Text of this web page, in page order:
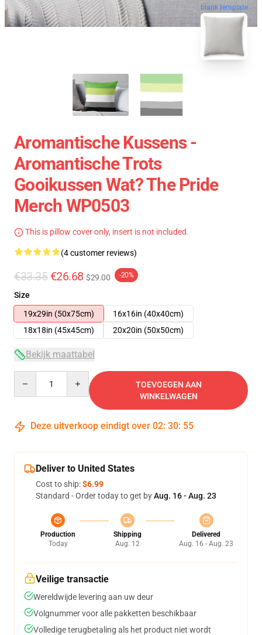
blank template
Aromantische Kussens -
Aromantische Trots
Gooikussen Wat? The Pride
Merch WP0503
This is pillow cover only, insert is not included.
(4 customer reviews)
€33.35 €26.68 $29.00 -20%
Size
19x29in (50x75cm)
16x16in (40x40cm)
18x18in (45x45cm)
20x20in (50x50cm)
Bekijk maattabel
TOEVOEGEN AAN
WINKELWAGEN
Deze uitverkoop eindigt over 02: 30: 54
Deliver to United States
Cost to ship:$6.99
Standard - Order today to get byAug. 16 - Aug. 23
Production
Today
Shipping
Aug. 12
Delivered
Aug. 16 - Aug. 23
Veilige transactie
Wereldwijde levering aan uw deur
Volgnummer voor alle pakketten beschikbaar
Volledige terugbetaling als het product niet wordt